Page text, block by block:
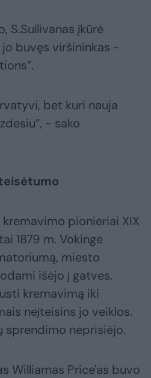
S.Sullivanas įkūrė
jo buvęs viršininkas -
bet kuri nauja
- sako
pionieriai XIX
1879 m. Vokinge
miesto
išėjo į gatves.
kremavimą iki
neįteisins jo veiklos.
sprendimo neprisiėjo.
Williamas Price'as buvo